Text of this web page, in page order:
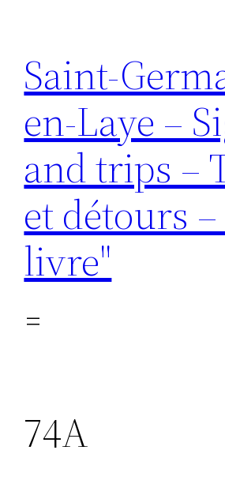
contenu
Saint-
en-Laye –
and trips –
et détours
livre"
74A